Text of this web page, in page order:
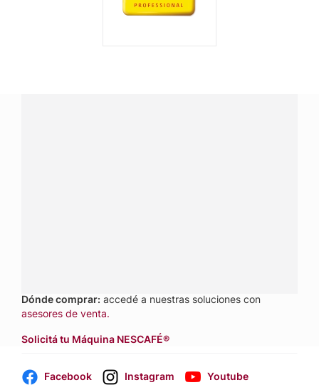
Dónde comprar: accedé a nuestras soluciones con
asesores de venta.
Solicitá tu Máquina NESCAFÉ®
Facebook Instagram Youtube